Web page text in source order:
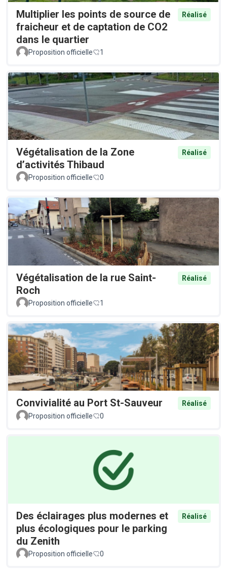
Multiplier les points de source de
fraicheur et de captation de CO2
dans le quartier
Réalisé
Proposition officielle 1
Végétalisation de la Zone
d’activités Thibaud
Réalisé
Proposition officielle 0
Végétalisation de la rue Saint-
Roch
Réalisé
Proposition officielle 1
Convivialité au Port St-Sauveur
Réalisé
Proposition officielle
0
Des éclairages plus modernes et
plus écologiques pour le parking
du Zenith
Réalisé
Proposition officielle 0